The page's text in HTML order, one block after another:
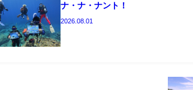
ナ・ナ・ナント！
2026.08.01